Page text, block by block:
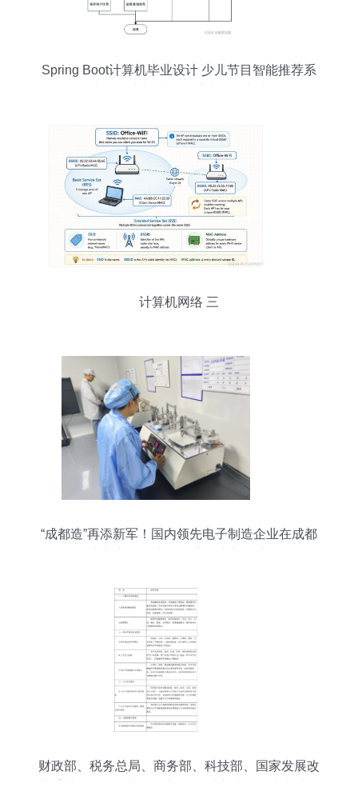
Spring Boot计算机毕业设计 少儿节目智能推荐系
计算机网络 三
“成都造”再添新军！国内领先电子制造企业在成都
财政部、税务总局、商务部、科技部、国家发展改